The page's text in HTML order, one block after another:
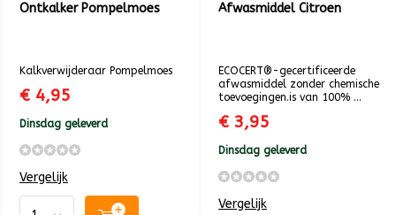
Ontkalker Pompelmoes
Kalkverwijderaar Pompelmoes
€ 4,95
Dinsdag geleverd
Vergelijk
Afwasmiddel Citroen
ECOCERT®-gecertificeerde
afwasmiddel zonder chemische
toevoegingen.is van 100% ...
€ 3,95
Dinsdag geleverd
Vergelijk